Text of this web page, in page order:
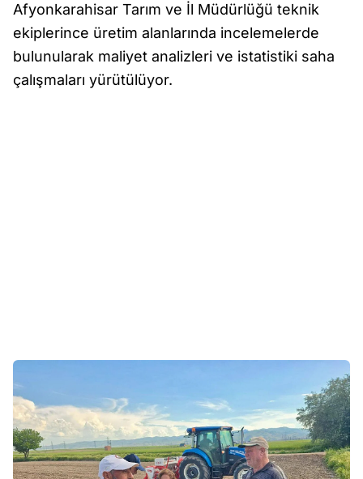
Afyonkarahisar Tarım ve İl Müdürlüğü teknik
ekiplerince üretim alanlarında incelemelerde
bulunularak maliyet analizleri ve istatistiki saha
çalışmaları yürütülüyor.